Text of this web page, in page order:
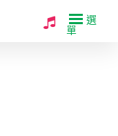
選
單